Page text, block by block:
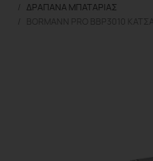
ΔΡΆΠΑΝΑ ΜΠΑΤΑΡΊΑΣ
BORMANN PRO BBP3010